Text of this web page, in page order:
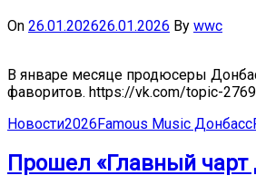
On 26.01.202626.01.2026 By wwc
В январе месяце продюсеры
фаворитов. https://vk.com/topic-
Новости2026Famous Music Донбасс
Прошел «Главный